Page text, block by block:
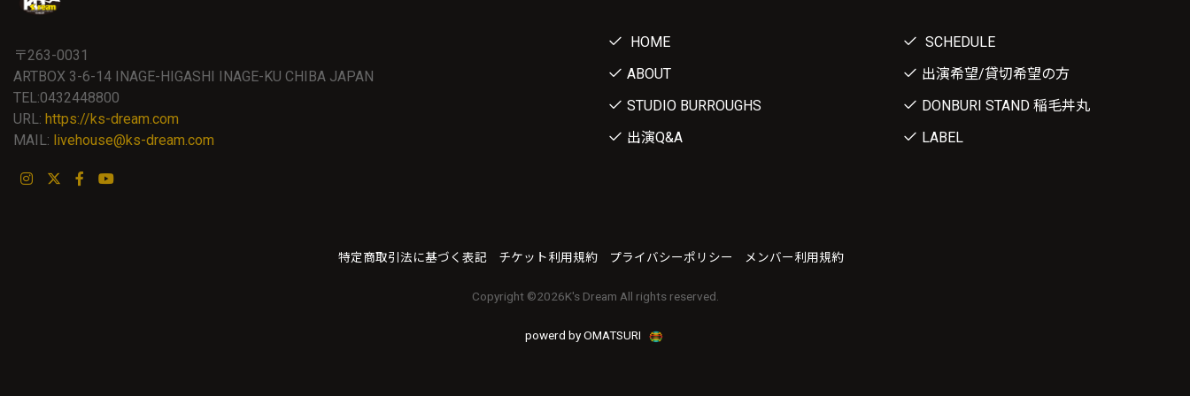
〒263-0031
ARTBOX 3-6-14 INAGE-HIGASHI INAGE-KU CHIBA JAPAN
TEL:0432448800
URL: https://ks-dream.com
MAIL: livehouse@ks-dream.com
HOME
SCHEDULE
ABOUT
出演希望/貸切希望の方
STUDIO BURROUGHS
DONBURI STAND 稲毛丼丸
出演Q&A
LABEL
特定商取引法に基づく表記 チケット利用規約 プライバシーポリシー メンバー利用規約
Copyright ©2026K's Dream All rights reserved.
powerd by OMATSURI